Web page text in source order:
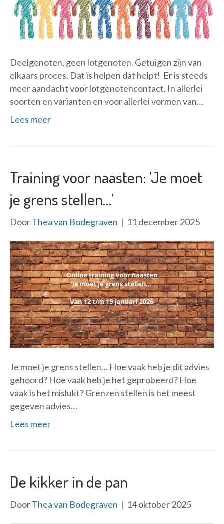
Deelgenoten, geen lotgenoten. Getuigen zijn van
elkaars proces. Dat is helpen dat helpt! Er is steeds
meer aandacht voor lotgenotencontact. In allerlei
soorten en varianten en voor allerlei vormen van…
Lees meer
Training voor naasten: ‘Je moet
je grens stellen…’
DoorThea van Bodegraven | 11 december 2025
Je moet je grens stellen… Hoe vaak heb je dit advies
gehoord? Hoe vaak heb je het geprobeerd? Hoe
vaak is het mislukt? Grenzen stellen is het meest
gegeven advies…
Lees meer
De kikker in de pan
DoorThea van Bodegraven | 14 oktober 2025